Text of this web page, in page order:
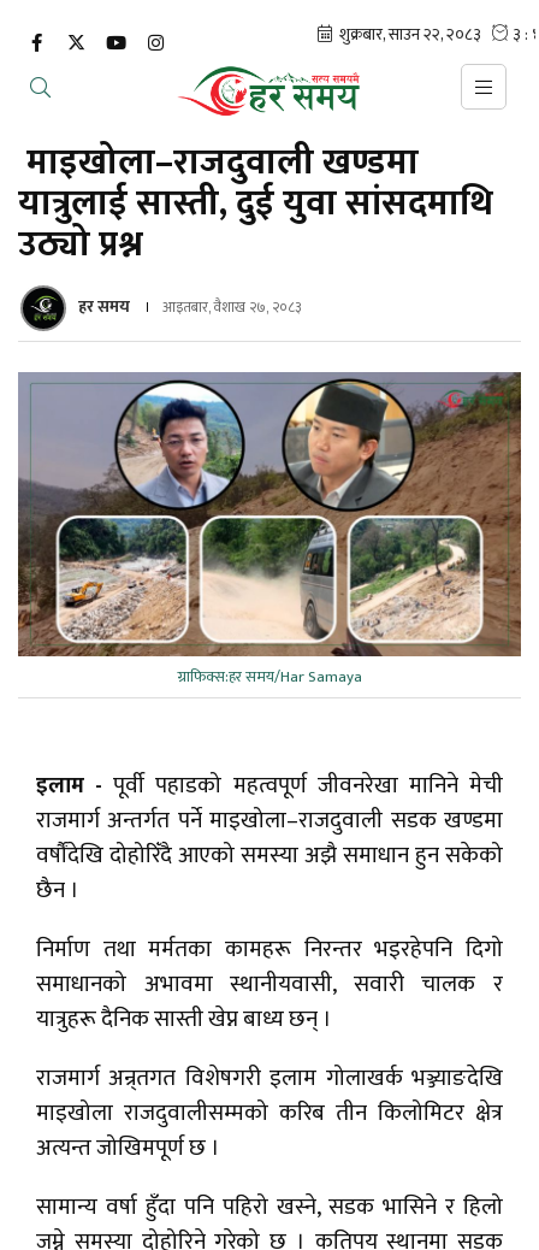
माइखोला–राजदुवाली खण्डमा
यात्रुलाई सास्ती, दुई युवा सांसदमाथि
उठ्यो प्रश्न
हर समय आइतबार, वैशाख २७, २०८३
ग्राफिक्स:हर समय/Har Samaya
इलाम - पूर्वी पहाडको महत्वपूर्ण जीवनरेखा मानिने मेची
राजमार्ग अन्तर्गत पर्ने माइखोला–राजदुवाली सडक खण्डमा
वर्षौंदेखि दोहोरिँदै आएको समस्या अझै समाधान हुन सकेको
छैन ।
निर्माण तथा मर्मतका कामहरू निरन्तर भइरहेपनि दिगो
समाधानको अभावमा स्थानीयवासी, सवारी चालक र
यात्रुहरू दैनिक सास्ती खेप्न बाध्य छन् ।
राजमार्ग अन्र्तगत विशेषगरी इलाम गोलाखर्क भञ्ज्याङदेखि
माइखोला राजदुवालीसम्मको करिब तीन किलोमिटर क्षेत्र
अत्यन्त जोखिमपूर्ण छ ।
सामान्य वर्षा हुँदा पनि पहिरो खस्ने, सडक भासिने र हिलो
जम्ने समस्या दोहोरिने गरेको छ । कतिपय स्थानमा सडक